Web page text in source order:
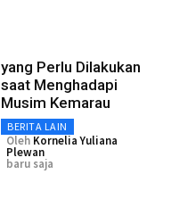
yang Perlu Dilakukan
saat Menghadapi
Musim Kemarau
BERITA LAIN
Oleh Kornelia Yuliana
Plewan
baru saja